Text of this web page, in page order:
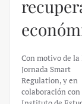
Con motivo de la
Jornada Smart
Regulation, y en
colaboración